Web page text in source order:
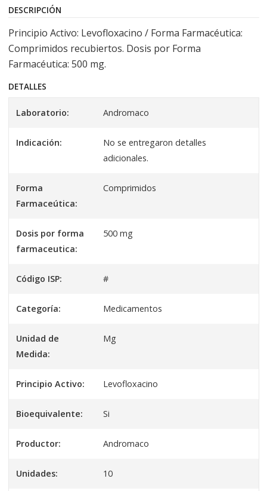
DESCRIPCIÓN
Principio Activo: Levofloxacino / Forma Farmacéutica:
Comprimidos recubiertos. Dosis por Forma
Farmacéutica: 500 mg.
DETALLES
Laboratorio: Andromaco
Indicación:
No se entregaron detalles
adicionales.
Forma
Farmaceútica:
Comprimidos
Dosis por forma
farmaceutica:
500 mg
Código ISP: #
Categoría: Medicamentos
Unidad de
Medida:
Mg
Principio Activo: Levofloxacino
Bioequivalente: Si
Productor: Andromaco
Unidades: 10